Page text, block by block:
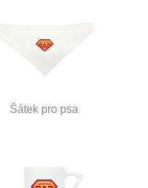
Šátek pro psa